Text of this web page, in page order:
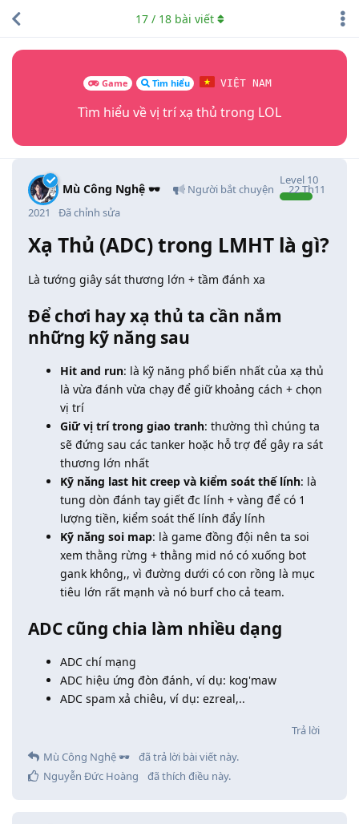
Game Tìm hiểu VIỆT NAM
Tìm hiểu về vị trí xạ thủ trong LOL
17/ 18bài viết
Mù Công Nghệ 🕶️ Người bắt chuyện
Level 10
22 Th11
2021
Đã chỉnh sửa
Xạ Thủ (ADC) trong LMHT là gì?
Là tướng giây sát thương lớn + tầm đánh xa
Để chơi hay xạ thủ ta cần nắm
những kỹ năng sau
Hit and run: là kỹ năng phổ biến nhất của xạ thủ
là vừa đánh vừa chạy để giữ khoảng cách + chọn
vị trí
Giữ vị trí trong giao tranh: thường thì chúng ta
sẽ đứng sau các tanker hoặc hỗ trợ để gây ra sát
thương lớn nhất
Kỹ năng last hit creep và kiểm soát thế lính: là
tung dòn đánh tay giết đc lính + vàng để có 1
lượng tiền, kiểm soát thế lính đẩy lính
Kỹ năng soi map: là game đồng đội nên ta soi
xem thằng rừng + thằng mid nó có xuống bot
gank không,, vì đường dưới có con rồng là mục
tiêu lớn rất mạnh và nó burf cho cả team.
ADC cũng chia làm nhiều dạng
ADC chí mạng
ADC hiệu ứng đòn đánh, ví dụ: kog'maw
ADC spam xả chiêu, ví dụ: ezreal,..
Trả lời
Mù Công Nghệ 🕶️
đã trả lời bài viết này.
Nguyễn Đức Hoàng
đã thích điều này.